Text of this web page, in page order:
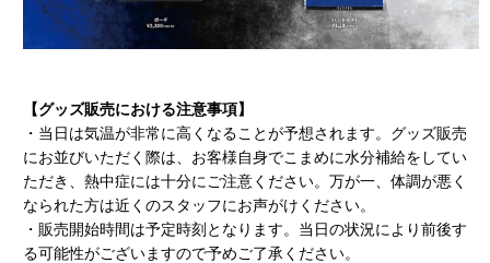
【グッズ販売における注意事項】
・当日は気温が非常に高くなることが予想されます。グッズ販売
にお並びいただく際は、お客様自身でこまめに水分補給をしてい
ただき、熱中症には十分にご注意ください。万が一、体調が悪く
なられた方は近くのスタッフにお声がけください。
・販売開始時間は予定時刻となります。当日の状況により前後す
る可能性がございますので予めご了承ください。